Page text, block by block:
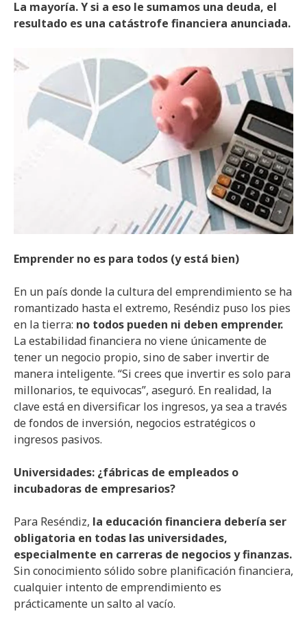
La mayoría. Y si a eso le sumamos una deuda, el
resultado es una catástrofe financiera anunciada.
Emprender no es para todos (y está bien)
En un país donde la cultura del emprendimiento se ha
romantizado hasta el extremo, Reséndiz puso los pies
en la tierra: no todos pueden ni deben emprender.
La estabilidad financiera no viene únicamente de
tener un negocio propio, sino de saber invertir de
manera inteligente. “Si crees que invertir es solo para
millonarios, te equivocas”, aseguró. En realidad, la
clave está en diversificar los ingresos, ya sea a través
de fondos de inversión, negocios estratégicos o
ingresos pasivos.
Universidades: ¿fábricas de empleados o
incubadoras de empresarios?
Para Reséndiz, la educación financiera debería ser
obligatoria en todas las universidades,
especialmente en carreras de negocios y finanzas.
Sin conocimiento sólido sobre planificación financiera,
cualquier intento de emprendimiento es
prácticamente un salto al vacío.